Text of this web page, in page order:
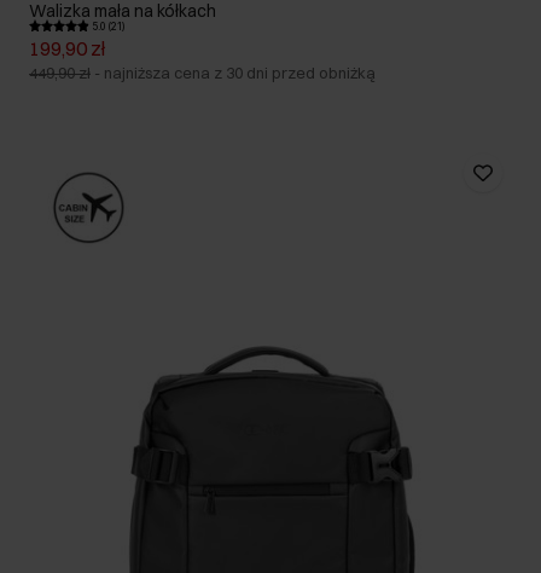
Walizka mała na kółkach
5.0 (21)
199,90 zł
449,90 zł - najniższa cena z 30 dni przed obniżką